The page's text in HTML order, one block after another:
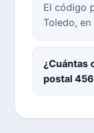
El código
Toledo,
¿Cuántas
postal